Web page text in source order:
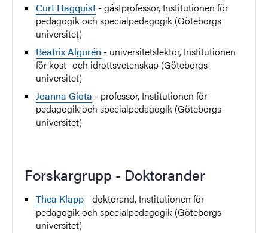
Curt Hagquist - gästprofessor, Institutionen för
pedagogik och specialpedagogik (Göteborgs
universitet)
Beatrix Algurén - universitetslektor, Institutionen
för kost- och idrottsvetenskap (Göteborgs
universitet)
Joanna Giota - professor, Institutionen för
pedagogik och specialpedagogik (Göteborgs
universitet)
Forskargrupp - Doktorander
Thea Klapp - doktorand, Institutionen för
pedagogik och specialpedagogik (Göteborgs
universitet)